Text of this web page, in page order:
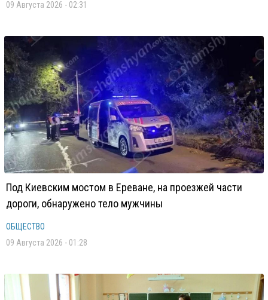
09 Августа 2026 - 02:31
Под Киевским мостом в Ереване, на проезжей части
дороги, обнаружено тело мужчины
ОБЩЕСТВО
09 Августа 2026 - 01:28